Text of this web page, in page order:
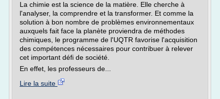
La chimie est la science de la matière. Elle cherche à
l'analyser, la comprendre et la transformer. Et comme la
solution à bon nombre de problèmes environnementaux
auxquels fait face la planète proviendra de méthodes
chimiques, le programme de l'UQTR favorise l'acquisition
des compétences nécessaires pour contribuer à relever
cet important défi de société.
En effet, les professeurs de...
Lire la suite